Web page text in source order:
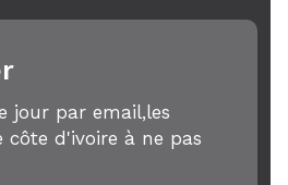
jour par email,les
côte d'ivoire à ne pas